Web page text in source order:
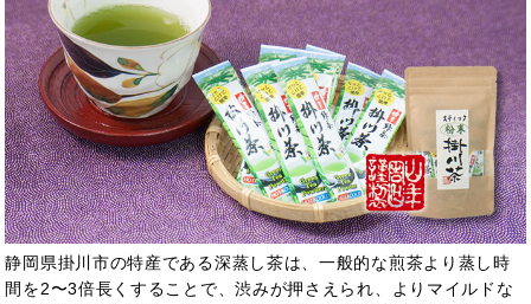
静岡県掛川市の特産である深蒸し茶は、一般的な煎茶より蒸し時
間を2〜3倍長くすることで、渋みが押さえられ、よりマイルドな